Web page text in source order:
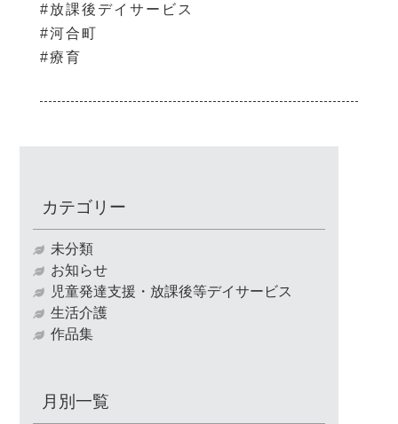
#放課後デイサービス
#河合町
#療育
カテゴリー
未分類
お知らせ
児童発達支援・放課後等デイサービス
生活介護
作品集
月別一覧